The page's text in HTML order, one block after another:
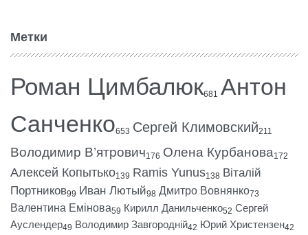
Метки
Роман Цимбалюк681 Антон
Санченко653 Сергей Климовский211
Володимир В’ятрович176 Олена Курбанова172
Алексей Копытько139 Ramis Yunus138 Віталій
Портников99 Иван Лютый98 Дмитро Вовнянко73
Валентина Емінова59 Кирилл Данильченко52 Сергей
Ауслендер49 Володимир Завгородній42 Юрий Христензен42